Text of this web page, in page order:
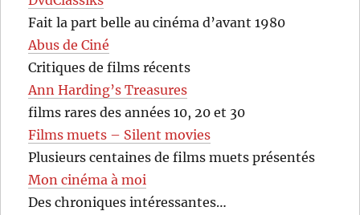
Fait la part belle au cinéma d’avant 1980
Abus de Ciné
Critiques de films récents
Ann Harding’s Treasures
films rares des années 10, 20 et 30
Films muets – Silent movies
Plusieurs centaines de films muets présentés
Mon cinéma à moi
Des chroniques intéressantes…